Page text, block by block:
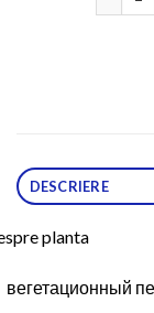
DESCRIERE
planta
вегетационный